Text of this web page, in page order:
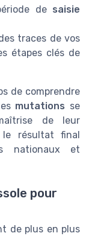
de saisie
traces de vos
étapes clés de
de comprendre
mutations se
de leur
résultat final
nationaux et
pour
de plus en plus